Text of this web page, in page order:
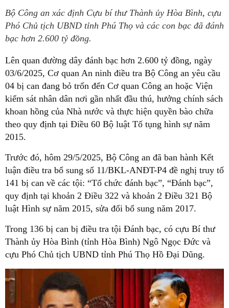
Bộ Công an xác định Cựu bí thư Thành ủy Hòa Bình, cựu
Phó Chủ tịch UBND tỉnh Phú Thọ và các con bạc đã đánh
bạc hơn 2.600 tỷ đồng.
Lên quan đường dây đánh bạc hơn 2.600 tỷ đồng, ngày
03/6/2025, Cơ quan An ninh điều tra Bộ Công an yêu cầu
04 bị can đang bỏ trốn đến Cơ quan Công an hoặc Viện
kiểm sát nhân dân nơi gần nhất đầu thú, hưởng chính sách
khoan hồng của Nhà nước và thực hiện quyền bào chữa
theo quy định tại Điều 60 Bộ luật Tố tụng hình sự năm
2015.
Trước đó, hôm 29/5/2025, Bộ Công an đã ban hành Kết
luận điều tra bổ sung số 11/BKL-ANĐT-P4 đề nghị truy tố
141 bị can về các tội: “Tổ chức đánh bạc”, “Đánh bạc”,
quy định tại khoản 2 Điều 322 và khoản 2 Điều 321 Bộ
luật Hình sự năm 2015, sửa đổi bổ sung năm 2017.
Trong 136 bị can bị điều tra tội Đánh bạc, có cựu Bí thư
Thành ủy Hòa Bình (tỉnh Hòa Bình) Ngô Ngọc Đức và
cựu Phó Chủ tịch UBND tỉnh Phú Thọ Hồ Đại Dũng.